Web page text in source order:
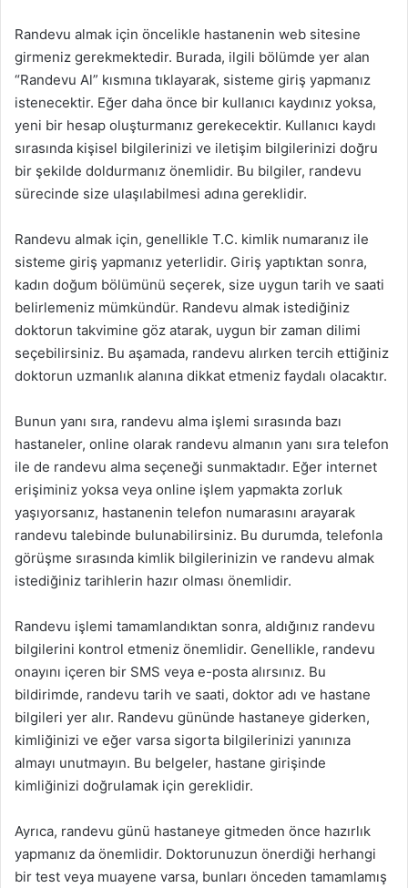
Randevu almak için öncelikle hastanenin web sitesine
girmeniz gerekmektedir. Burada, ilgili bölümde yer alan
“Randevu Al” kısmına tıklayarak, sisteme giriş yapmanız
istenecektir. Eğer daha önce bir kullanıcı kaydınız yoksa,
yeni bir hesap oluşturmanız gerekecektir. Kullanıcı kaydı
sırasında kişisel bilgilerinizi ve iletişim bilgilerinizi doğru
bir şekilde doldurmanız önemlidir. Bu bilgiler, randevu
sürecinde size ulaşılabilmesi adına gereklidir.
Randevu almak için, genellikle T.C. kimlik numaranız ile
sisteme giriş yapmanız yeterlidir. Giriş yaptıktan sonra,
kadın doğum bölümünü seçerek, size uygun tarih ve saati
belirlemeniz mümkündür. Randevu almak istediğiniz
doktorun takvimine göz atarak, uygun bir zaman dilimi
seçebilirsiniz. Bu aşamada, randevu alırken tercih ettiğiniz
doktorun uzmanlık alanına dikkat etmeniz faydalı olacaktır.
Bunun yanı sıra, randevu alma işlemi sırasında bazı
hastaneler, online olarak randevu almanın yanı sıra telefon
ile de randevu alma seçeneği sunmaktadır. Eğer internet
erişiminiz yoksa veya online işlem yapmakta zorluk
yaşıyorsanız, hastanenin telefon numarasını arayarak
randevu talebinde bulunabilirsiniz. Bu durumda, telefonla
görüşme sırasında kimlik bilgilerinizin ve randevu almak
istediğiniz tarihlerin hazır olması önemlidir.
Randevu işlemi tamamlandıktan sonra, aldığınız randevu
bilgilerini kontrol etmeniz önemlidir. Genellikle, randevu
onayını içeren bir SMS veya e-posta alırsınız. Bu
bildirimde, randevu tarih ve saati, doktor adı ve hastane
bilgileri yer alır. Randevu gününde hastaneye giderken,
kimliğinizi ve eğer varsa sigorta bilgilerinizi yanınıza
almayı unutmayın. Bu belgeler, hastane girişinde
kimliğinizi doğrulamak için gereklidir.
Ayrıca, randevu günü hastaneye gitmeden önce hazırlık
yapmanız da önemlidir. Doktorunuzun önerdiği herhangi
bir test veya muayene varsa, bunları önceden tamamlamış